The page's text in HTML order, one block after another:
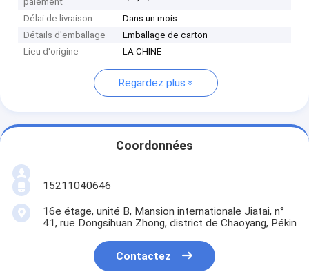
Délai de livraison
Dans un mois
Détails d'emballage
Emballage de carton
Lieu d'origine
LA CHINE
Regardez plus
Coordonnées
15211040646
16e étage, unité B, Mansion internationale Jiatai, n°
41, rue Dongsihuan Zhong, district de Chaoyang, Pékin
Contactez